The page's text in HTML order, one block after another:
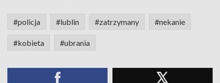
#policja #lublin #zatrzymany #nekanie
#kobieta #ubrania